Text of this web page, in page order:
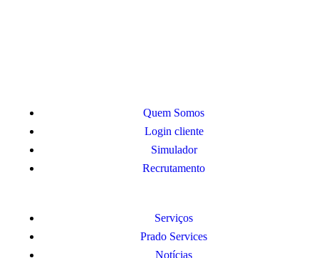
Quem Somos
Login cliente
Simulador
Recrutamento
Serviços
Prado Services
Notícias